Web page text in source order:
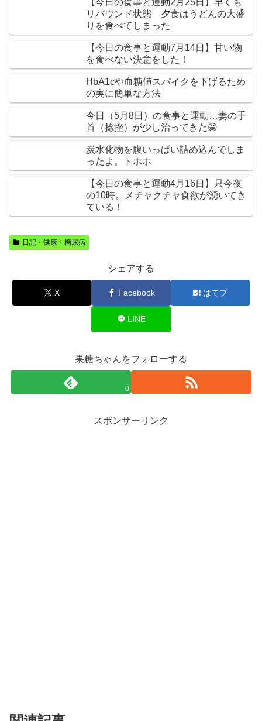
リバウンド状態 夕食はうどんの大盛
りを食べてしまった
【今日の食事と運動7月14日】甘い物
を食べない決意をした！
HbA1cや血糖値スパイクを下げるため
の実に簡単な方法
今日（5月8日）の食事と運動…妻の手
首（捻挫）が少し治ってきた😀
炭水化物を腹いっぱい詰め込んでしま
ったよ。トホホ
【今日の食事と運動4月16日】只今夜
の10時。メチャクチャ食欲が湧いてき
ている！
日記・健康・糖尿病
シェアする
X Facebook はてブ
LINE
果糖ちゃんをフォローする
0
スポンサーリンク